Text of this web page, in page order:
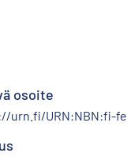
osoite
urn.fi/URN:NBN:fi-